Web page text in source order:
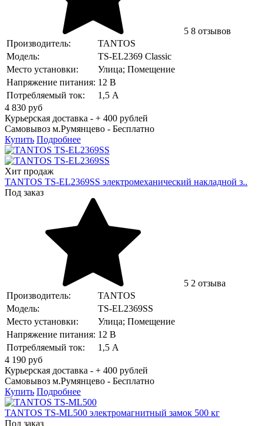
5 8 отзывов
Производитель:
TANTOS
Модель:
TS-EL2369 Classic
Место установки:
Улица; Помещение
Напряжение питания: 12 В
Потребляемый ток:
1,5 А
4 830 руб
Курьерская доставка - + 400 рублей
Самовывоз м.Румянцево - Бесплатно
Купить Подробнее
Хит продаж
TANTOS TS-EL2369SS электромеханический накладной з..
Под заказ
5 2 отзыва
Производитель:
TANTOS
Модель:
TS-EL2369SS
Место установки:
Улица; Помещение
Напряжение питания: 12 В
Потребляемый ток:
1,5 А
4 190 руб
Курьерская доставка - + 400 рублей
Самовывоз м.Румянцево - Бесплатно
Купить Подробнее
TANTOS TS-ML500 электромагнитный замок 500 кг
Под заказ